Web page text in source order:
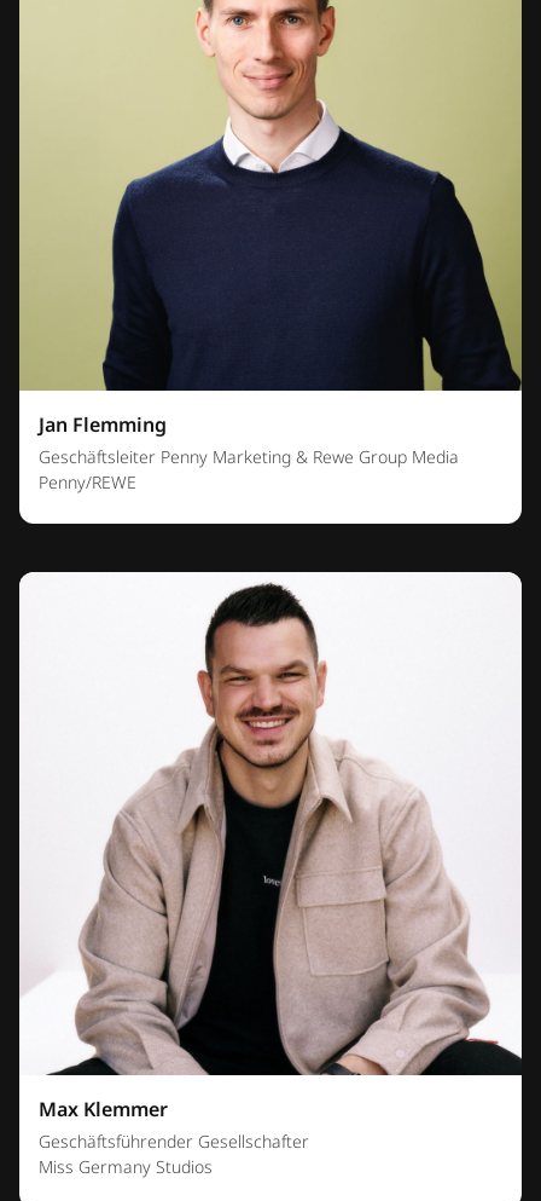
Jan Flemming
Geschäftsleiter Penny Marketing & Rewe Group Media
Penny/REWE
Max Klemmer
Geschäftsführender Gesellschafter
Miss Germany Studios